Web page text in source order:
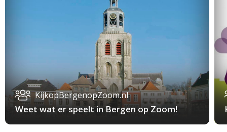
KijkopBergenopZoom.nl
Weet wat er speelt in Bergen op Zoom!